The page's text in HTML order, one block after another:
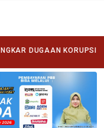
DI DUA OPD |